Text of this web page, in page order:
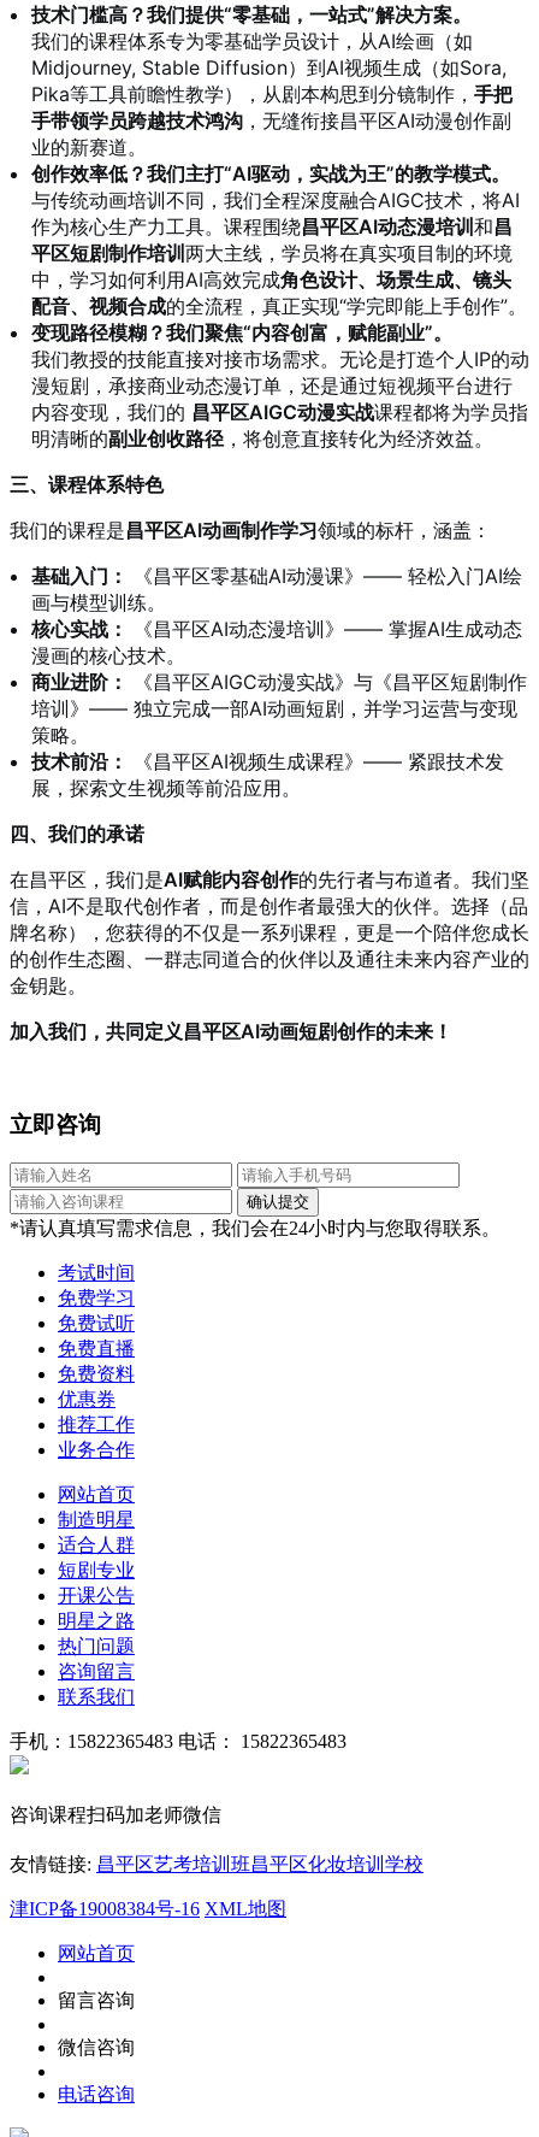
技术门槛高？我们提供“零基础，一站式”解决方案。
我们的课程体系专为零基础学员设计，从AI绘画（如
Midjourney, Stable Diffusion）到AI视频生成（如Sora,
Pika等工具前瞻性教学），从剧本构思到分镜制作， 手把
手带领学员跨越技术鸿沟 ，无缝衔接昌平区AI动漫创作副
业的新赛道。
创作效率低？我们主打“AI驱动，实战为王”的教学模式。
与传统动画培训不同，我们全程深度融合AIGC技术，将AI
作为核心生产力工具。课程围绕昌平区AI动态漫培训和昌
平区短剧制作培训两大主线，学员将在真实项目制的环境
中，学习如何利用AI高效完成角色设计、场景生成、镜头
配音、视频合成的全流程，真正实现“学完即能上手创作”。
变现路径模糊？我们聚焦“内容创富，赋能副业”。
我们教授的技能直接对接市场需求。无论是打造个人IP的动
漫短剧，承接商业动态漫订单，还是通过短视频平台进行
内容变现，我们的 昌平区AIGC动漫实战课程都将为学员指
明清晰的副业创收路径 ，将创意直接转化为经济效益。
三、课程体系特色
我们的课程是昌平区AI动画制作学习领域的标杆，涵盖：
基础入门：
《昌平区零基础AI动漫课》—— 轻松入门AI绘
画与模型训练。
核心实战：
《昌平区AI动态漫培训》—— 掌握AI生成动态
漫画的核心技术。
商业进阶：
《昌平区AIGC动漫实战》与《昌平区短剧制作
培训》—— 独立完成一部AI动画短剧，并学习运营与变现
策略。
技术前沿：
《昌平区AI视频生成课程》—— 紧跟技术发
展，探索文生视频等前沿应用。
四、我们的承诺
在昌平区，我们是AI赋能内容创作的先行者与布道者。我们坚
信，AI不是取代创作者，而是创作者最强大的伙伴。选择（品
牌名称），您获得的不仅是一系列课程，更是一个陪伴您成长
的创作生态圈、一群志同道合的伙伴以及通往未来内容产业的
金钥匙。
加入我们，共同定义昌平区AI动画短剧创作的未来！
立即咨询
*请认真填写需求信息，我们会在24小时内与您取得联系。
考试时间
免费学习
免费试听
免费直播
免费资料
优惠券
推荐工作
业务合作
网站首页
制造明星
适合人群
短剧专业
开课公告
明星之路
热门问题
咨询留言
联系我们
手机：15822365483 电话： 15822365483
咨询课程扫码加老师微信
友情链接: 昌平区艺考培训班昌平区化妆培训学校
津ICP备19008384号-16 XML地图
网站首页
留言咨询
微信咨询
电话咨询